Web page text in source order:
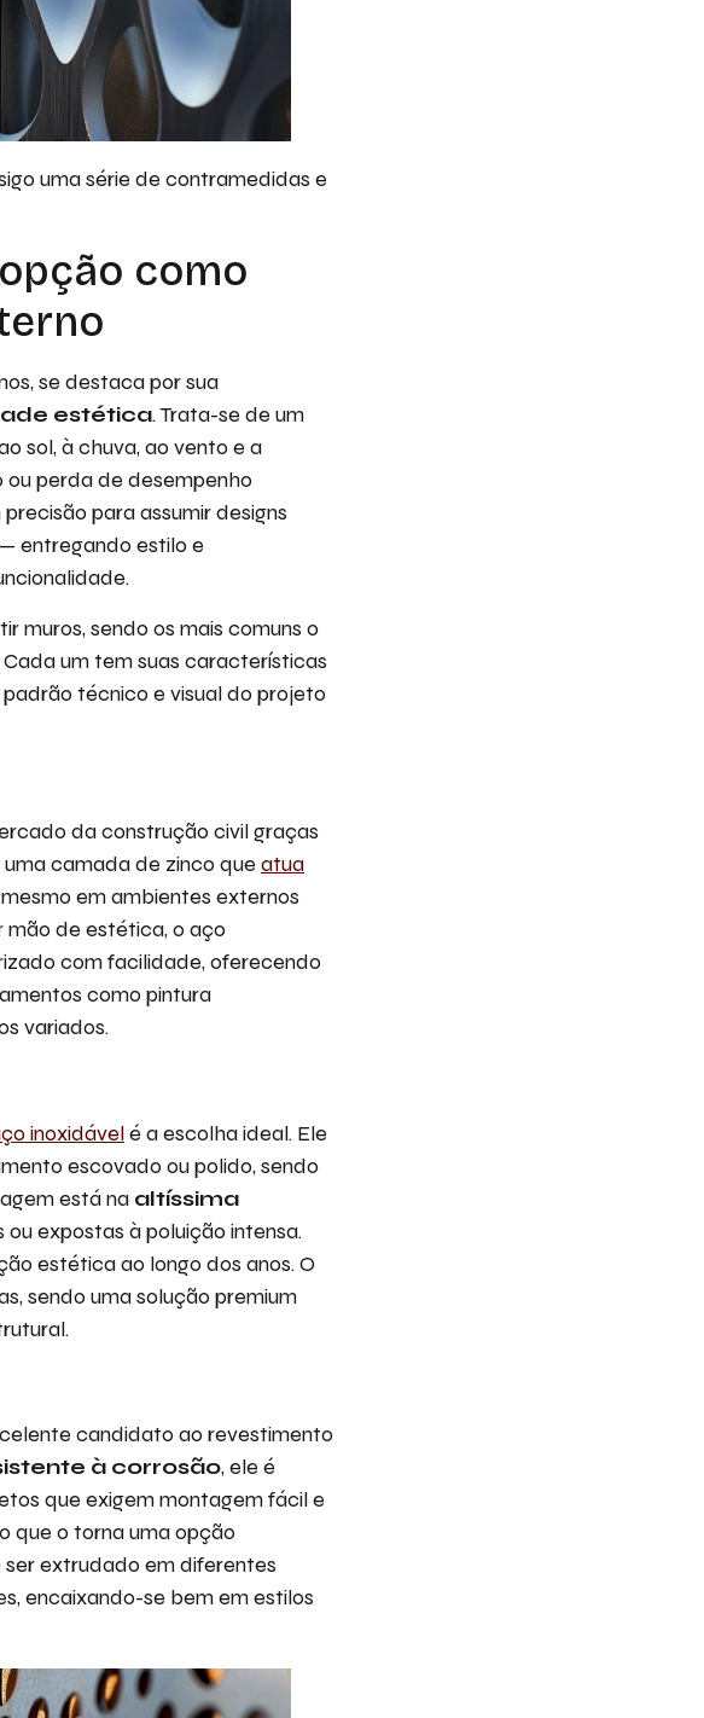
uma série de contramedidas e
como
se destaca por sua
estética. Trata-se de um
sol, à chuva, ao vento e a
perda de desempenho
para assumir designs
entregando estilo e
muros, sendo os mais comuns o
Cada um tem suas características
técnico e visual do projeto
da construção civil graças
camada de zinco que atua
em ambientes externos
mão de estética, o aço
com facilidade, oferecendo
como pintura
variados.
inoxidávelé a escolha ideal. Ele
escovado ou polido, sendo
está na altíssima
ou expostas à poluição intensa.
estética ao longo dos anos. O
sendo uma solução premium
candidato ao revestimento
à corrosão, ele é
que exigem montagem fácil e
que o torna uma opção
extrudado em diferentes
encaixando-se bem em estilos